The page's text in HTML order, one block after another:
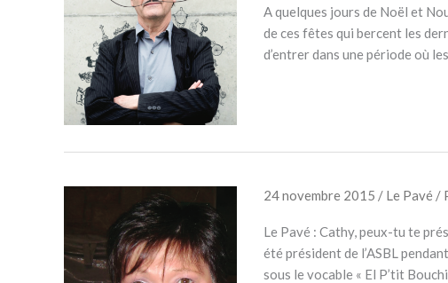
A quelques jours de Noël et
de ces fêtes qui bercent les
d’entrer dans une période où
24 novembre 2015 / Le Pavé /
Le Pavé : Cathy, peux-tu te
été président de l’ASBL
sous le vocable « El P’tit